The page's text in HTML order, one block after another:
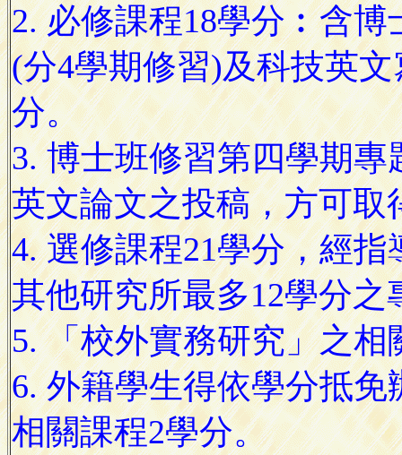
2. 必修課程18學分︰含博
(分4學期修習)及科技英
分。
3. 博士班修習第四學期
英文論文之投稿，方可取
4. 選修課程21學分，經
其他研究所最多12學分之
5. 「校外實務研究」之
6. 外籍學生得依學分抵
相關課程2學分。